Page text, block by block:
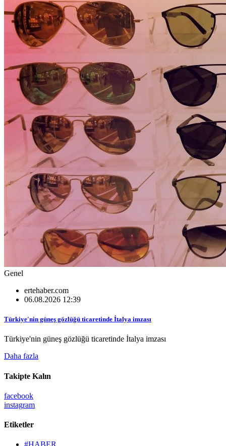
Genel
ertehaber.com
06.08.2026 12:39
Türkiye'nin güneş gözlüğü ticaretinde İtalya imzası
Türkiye'nin güneş gözlüğü ticaretinde İtalya imzası
Daha fazla
Takipte Kalın
facebook
instagram
Etiketler